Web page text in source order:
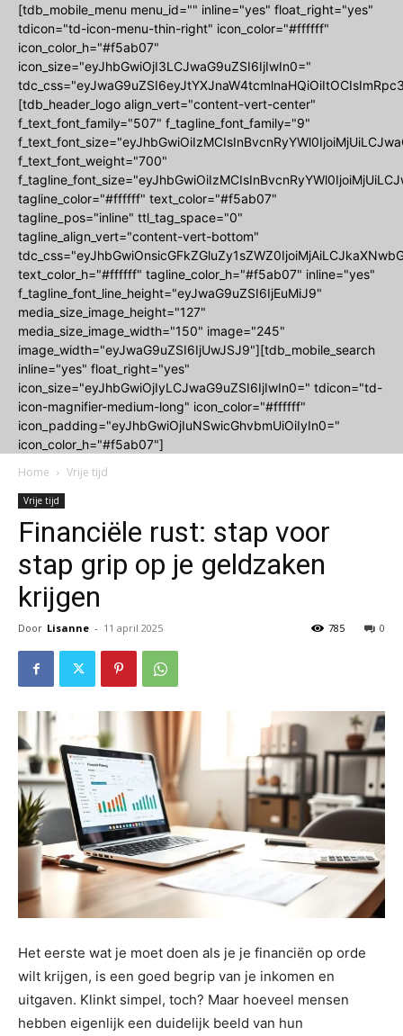
[tdb_mobile_menu menu_id="" inline="yes" float_right="yes"
tdicon="td-icon-menu-thin-right" icon_color="#ffffff"
icon_color_h="#f5ab07"
icon_size="eyJhbGwiOjI3LCJwaG9uZSI6IjIwIn0="
[tdb_header_logo align_vert="content-vert-center"
f_text_font_family="507" f_tagline_font_family="9"
f_text_font_weight="700"
tagline_color="#ffffff" text_color="#f5ab07"
tagline_pos="inline" ttl_tag_space="0"
tagline_align_vert="content-vert-bottom"
text_color_h="#ffffff" tagline_color_h="#f5ab07" inline="yes"
f_tagline_font_line_height="eyJwaG9uZSI6IjEuMiJ9"
media_size_image_height="127"
media_size_image_width="150" image="245"
image_width="eyJwaG9uZSI6IjUwJSJ9"][tdb_mobile_search
inline="yes" float_right="yes"
icon_size="eyJhbGwiOjIyLCJwaG9uZSI6IjIwIn0=" tdicon="td-
icon-magnifier-medium-long" icon_color="#ffffff"
icon_padding="eyJhbGwiOjIuNSwicGhvbmUiOiIyIn0="
icon_color_h="#f5ab07"]
Home
Vrije tijd
Vrije tijd
Financiële rust: stap voor
stap grip op je geldzaken
krijgen
Door Lisanne - 11 april 2025 0
785
Het eerste wat je moet doen als je je financiën op orde
wilt krijgen, is een goed begrip van je inkomen en
uitgaven. Klinkt simpel, toch? Maar hoeveel mensen
hebben eigenlijk een duidelijk beeld van hun